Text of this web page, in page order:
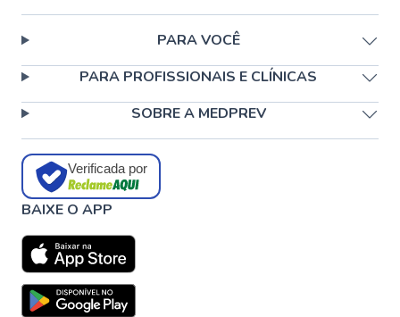
PARA VOCÊ
PARA PROFISSIONAIS E CLÍNICAS
SOBRE A MEDPREV
Verificada por
BAIXE O APP